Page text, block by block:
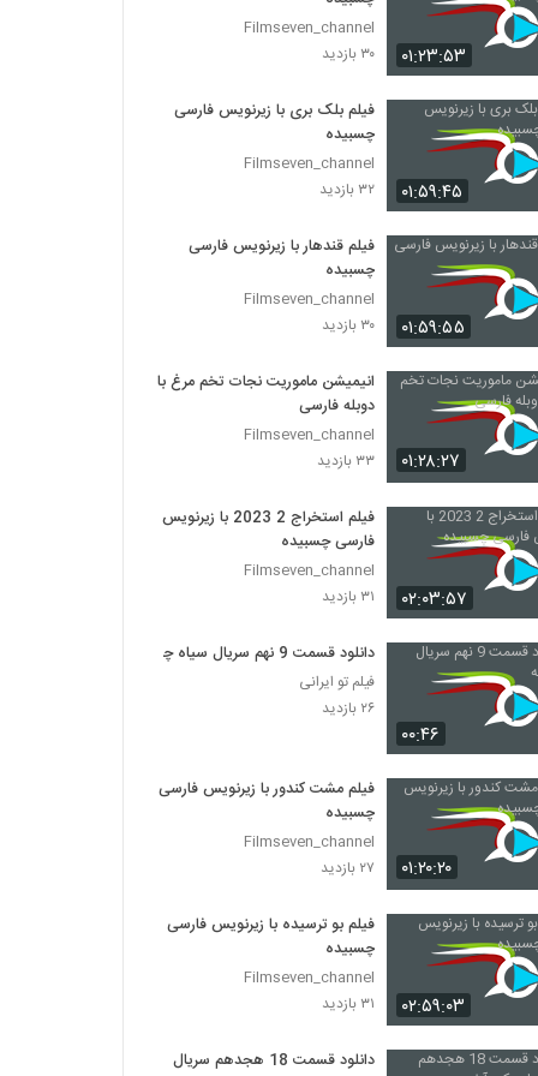
۰۱:۲۳:۵۳
Filmseven_channel
۳۰ بازدید
۰۱:۵۹:۴۵
فیلم بلک بری با زیرنویس فارسی
چسبیده
Filmseven_channel
۳۲ بازدید
۰۱:۵۹:۵۵
فیلم قندهار با زیرنویس فارسی
چسبیده
Filmseven_channel
۳۰ بازدید
۰۱:۲۸:۲۷
انیمیشن ماموریت نجات تخم مرغ با
دوبله فارسی
Filmseven_channel
۳۳ بازدید
۰۲:۰۳:۵۷
فیلم استخراج 2 2023 با زیرنویس
فارسی چسبیده
Filmseven_channel
۳۱ بازدید
۰۰:۴۶
دانلود قسمت 9 نهم سریال سیاه چاله
فیلم تو ایرانی
۲۶ بازدید
۰۱:۲۰:۲۰
فیلم مشت کندور با زیرنویس فارسی
چسبیده
Filmseven_channel
۲۷ بازدید
۰۲:۵۹:۰۳
فیلم بو ترسیده با زیرنویس فارسی
چسبیده
Filmseven_channel
۳۱ بازدید
دانلود قسمت 18 هجدهم سریال